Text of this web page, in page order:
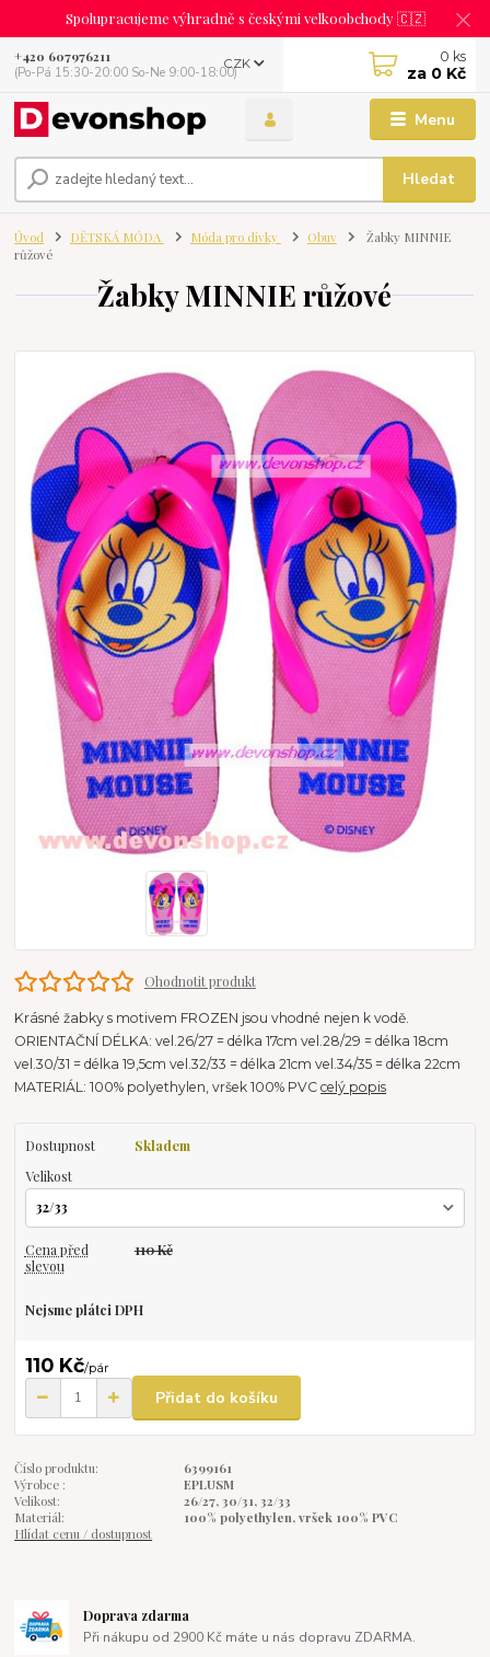
Spolupracujeme výhradně s českými velkoobchody 🇨🇿
Menu
CZK
Hledat
+420 607976211
(Po-Pá 15:30-20:00 So-Ne 9:00-18:00)
0 ks
za 0 Kč
Úvod DĚTSKÁ MÓDA Móda pro dívky Obuv
Žabky MINNIE
růžové
Žabky MINNIE růžové
Ohodnotit produkt
Krásné žabky s motivem FROZEN jsou vhodné nejen k vodě.
ORIENTAČNÍ DÉLKA: vel.26/27 = délka 17cm vel.28/29 = délka 18cm
vel.30/31 = délka 19,5cm vel.32/33 = délka 21cm vel.34/35 = délka 22cm
MATERIÁL: 100% polyethylen, vršek 100% PVCcelý popis
Dostupnost
Skladem
Velikost
Cena před
slevou
110 Kč
Nejsme plátci DPH
110 Kč/pár
Přidat do košíku
Číslo produktu:
6399161
Výrobce :
EPLUSM
Velikost:
26/27, 30/31, 32/33
Materiál:
100% polyethylen, vršek 100% PVC
Hlídat cenu / dostupnost
Doprava zdarma
Při nákupu od 2900 Kč máte u nás dopravu ZDARMA.